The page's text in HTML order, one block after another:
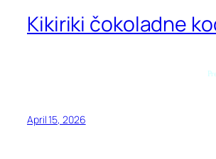
Kikiriki čokoladne
April 15, 2026